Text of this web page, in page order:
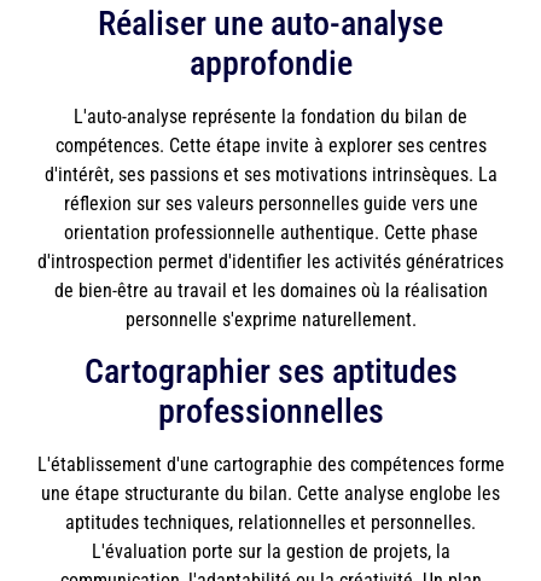
Réaliser une auto-analyse
approfondie
L'auto-analyse représente la fondation du bilan de
compétences. Cette étape invite à explorer ses centres
d'intérêt, ses passions et ses motivations intrinsèques. La
réflexion sur ses valeurs personnelles guide vers une
orientation professionnelle authentique. Cette phase
d'introspection permet d'identifier les activités génératrices
de bien-être au travail et les domaines où la réalisation
personnelle s'exprime naturellement.
Cartographier ses aptitudes
professionnelles
L'établissement d'une cartographie des compétences forme
une étape structurante du bilan. Cette analyse englobe les
aptitudes techniques, relationnelles et personnelles.
L'évaluation porte sur la gestion de projets, la